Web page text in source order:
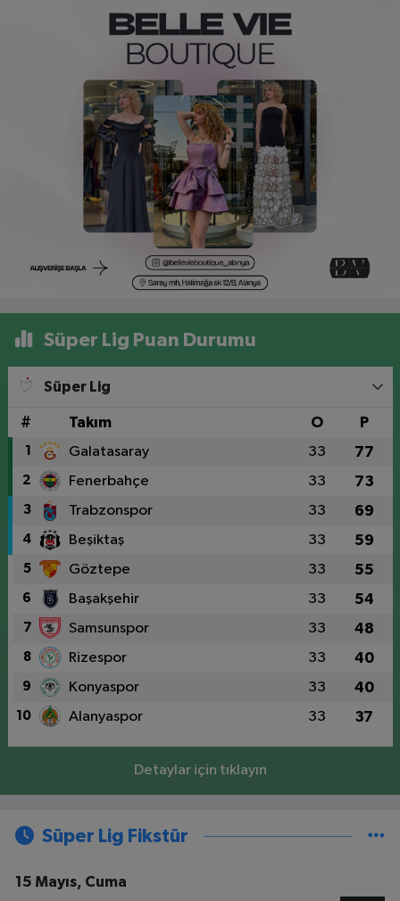
Süper Lig Puan Durumu
Süper Lig
# Takım O P
1 Galatasaray 33 77
2 Fenerbahçe 33 73
3 Trabzonspor 33 69
4 Beşiktaş 33 59
5 Göztepe 33 55
6 Başakşehir 33 54
7 Samsunspor 33 48
8 Rizespor 33 40
9 Konyaspor 33 40
10 Alanyaspor 33 37
Detaylar için tıklayın
Süper Lig Fikstür
15 Mayıs, Cuma